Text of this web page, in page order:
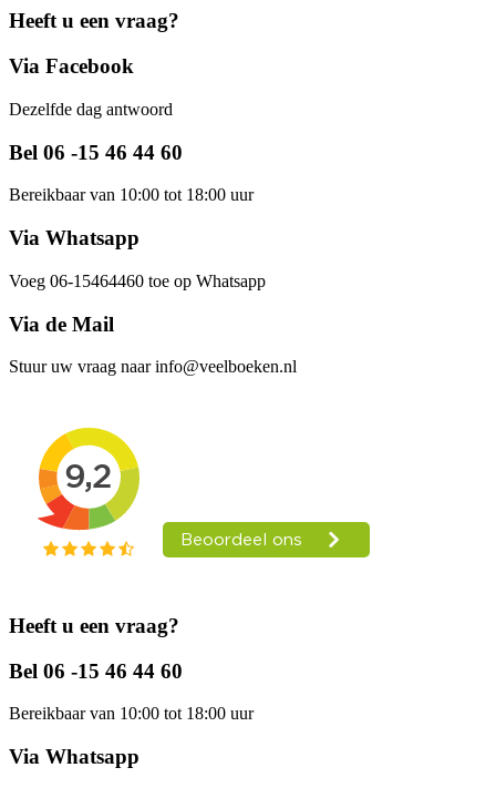
Heeft u een vraag?
Via Facebook
Dezelfde dag antwoord
Bel 06 -15 46 44 60
Bereikbaar van 10:00 tot 18:00 uur
Via Whatsapp
Voeg 06-15464460 toe op Whatsapp
Via de Mail
Stuur uw vraag naar info@veelboeken.nl
Heeft u een vraag?
Bel 06 -15 46 44 60
Bereikbaar van 10:00 tot 18:00 uur
Via Whatsapp